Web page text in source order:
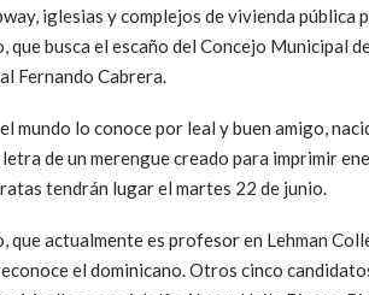
iglesias y complejos de vivienda pública
que busca el escaño del Concejo Municipal
Fernando Cabrera.
mundo lo conoce por leal y buen amigo,
de un merengue creado para imprimir
tendrán lugar el martes 22 de junio.
que actualmente es profesor en Lehman
el dominicano. Otros cinco